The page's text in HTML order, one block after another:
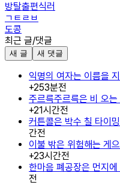
방탈출편식러
ㄱㅌㄹㅂ
도콩
최근 글/댓글
새 글 새 댓글
익명의 여자는 이름을
+253분전
주르륵주르륵은 비 오
+21시간전
커튼콜은 박수 칠 타이
간전
이불 밖은 위험해는 게
+23시간전
한마음 폐공장은 먼지
전